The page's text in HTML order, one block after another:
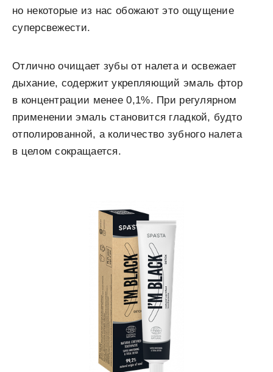
но некоторые из нас обожают это ощущение
суперсвежести.
Отлично очищает зубы от налета и освежает
дыхание, содержит укрепляющий эмаль фтор
в концентрации менее 0,1%. При регулярном
применении эмаль становится гладкой, будто
отполированной, а количество зубного налета
в целом сокращается.